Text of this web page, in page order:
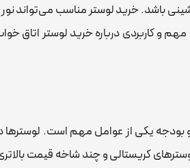
باشد. خرید لوستر مناسب می‌تواند
و کاربردی درباره خرید لوستر اتاق
بودجه یکی از عوامل مهم است.
کریستالی و چند شاخه قیمت